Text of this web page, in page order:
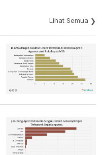
Lihat Semua